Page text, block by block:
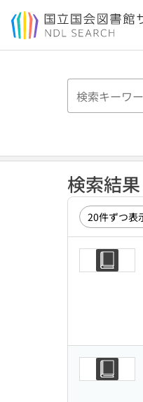
本文へ移動
検索結